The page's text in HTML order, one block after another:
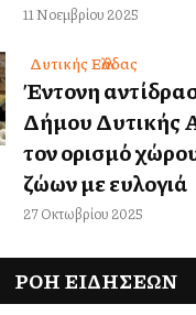
11 Νοεμβρίου 2025
Δυτικής Ελλάδας
Έντονη
Δήμου Δυτικής
τον ορισμό
ζώων με ευλογιά
27 Οκτωβρίου 2025
ΡΟΗ ΕΙΔΉΣΕΩΝ